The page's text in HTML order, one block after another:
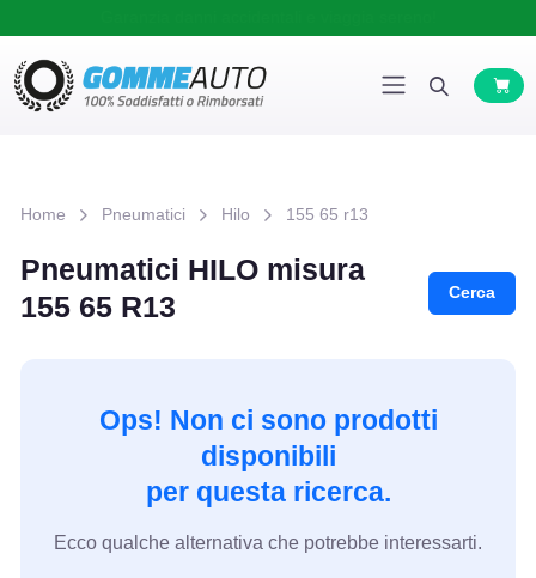
Home Pneumatici Hilo 155 65 r13
Pneumatici HILO misura
155 65 R13
Cerca
Ops! Non ci sono prodotti
disponibili
per questa ricerca.
Ecco qualche alternativa che potrebbe interessarti.